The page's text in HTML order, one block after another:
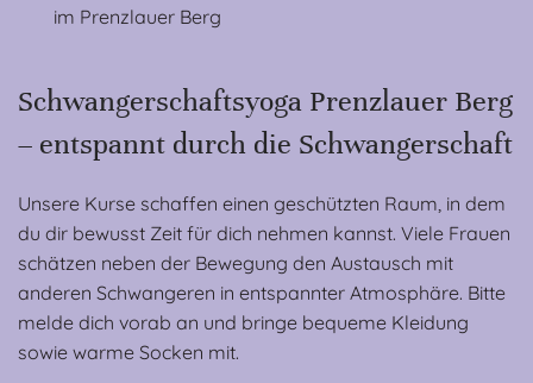
im Prenzlauer Berg
Schwangerschaftsyoga Prenzlauer Berg
– entspannt durch die Schwangerschaft
Unsere Kurse schaffen einen geschützten Raum, in dem
du dir bewusst Zeit für dich nehmen kannst. Viele Frauen
schätzen neben der Bewegung den Austausch mit
anderen Schwangeren in entspannter Atmosphäre. Bitte
melde dich vorab an und bringe bequeme Kleidung
sowie warme Socken mit.